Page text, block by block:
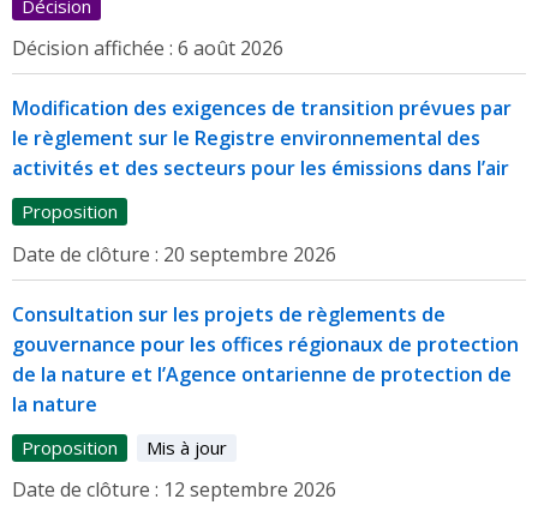
Décision
Décision affichée : 6 août 2026
Modification des exigences de transition prévues par
le règlement sur le Registre environnemental des
activités et des secteurs pour les émissions dans l’air
Proposition
Date de clôture : 20 septembre 2026
Consultation sur les projets de règlements de
gouvernance pour les offices régionaux de protection
de la nature et l’Agence ontarienne de protection de
la nature
Proposition Mis à jour
Date de clôture : 12 septembre 2026